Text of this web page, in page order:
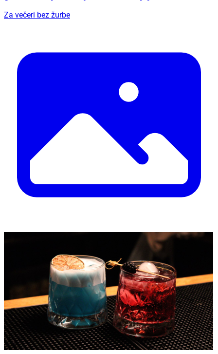
Za večeri bez žurbe